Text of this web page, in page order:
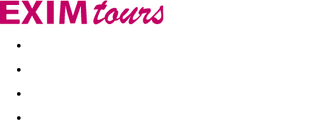
Akční nabídky Last minute